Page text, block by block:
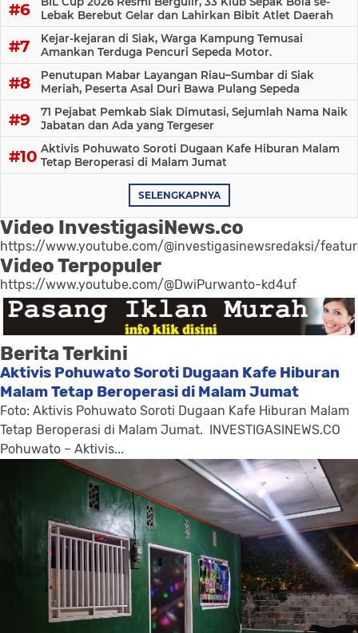
Lebak Berebut Gelar dan Lahirkan Bibit Atlet Daerah
Kejar-kejaran di Siak, Warga Kampung Temusai
Amankan Terduga Pencuri Sepeda Motor.
Penutupan Mabar Layangan Riau–Sumbar di Siak
Meriah, Peserta Asal Duri Bawa Pulang Sepeda
71 Pejabat Pemkab Siak Dimutasi, Sejumlah Nama Naik
Jabatan dan Ada yang Tergeser
Aktivis Pohuwato Soroti Dugaan Kafe Hiburan Malam
Tetap Beroperasi di Malam Jumat
SELENGKAPNYA
Video InvestigasiNews.co
https://www.youtube.com/@investigasinewsredaksi/
Video Terpopuler
https://www.youtube.com/@DwiPurwanto-kd4uf
Berita Terkini
Aktivis Pohuwato Soroti Dugaan Kafe Hiburan
Malam Tetap Beroperasi di Malam Jumat
Foto: Aktivis Pohuwato Soroti Dugaan Kafe Hiburan Malam
Tetap Beroperasi di Malam Jumat. INVESTIGASINEWS.CO
Pohuwato – Aktivis...